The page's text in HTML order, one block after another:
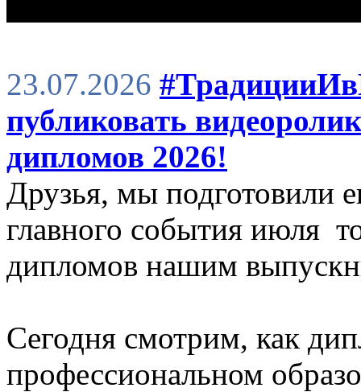
23.07.2026
публиковать
дипломов 2026!
Друзья, мы подготовили
главного события июля
дипломов нашим
Сегодня смотрим, как
профессиональном